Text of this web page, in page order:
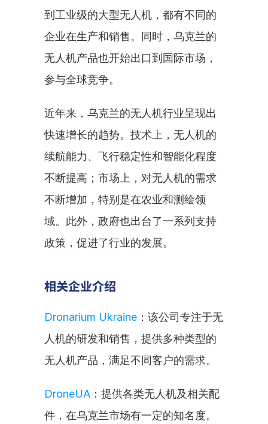
到工业级的大型无人机，都有不同的
企业在生产和销售。同时，乌克兰的
无人机产品也开始出口到国际市场，
参与全球竞争。
近年来，乌克兰的无人机行业呈现出
快速增长的趋势。技术上，无人机的
续航能力、飞行稳定性和智能化程度
不断提高；市场上，对无人机的需求
不断增加，特别是在农业和测绘领
域。此外，政府也出台了一系列支持
政策，促进了行业的发展。
相关企业介绍
Dronarium Ukraine ：该公司专注于无
人机的研发和销售，提供多种类型的
无人机产品，满足不同客户的需求。
DroneUA ：提供各类无人机及相关配
件，在乌克兰市场有一定的知名度。